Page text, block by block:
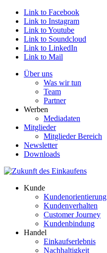
Link to Facebook
Link to Instagram
Link to Youtube
Link to Soundcloud
Link to LinkedIn
Link to Mail
Über uns
Was wir tun
Team
Partner
Werben
Mediadaten
Mitglieder
Mitglieder Bereich
Newsletter
Downloads
Kunde
Kundenorientierung
Kundenverhalten
Customer Journey
Kundenbindung
Handel
Einkaufserlebnis
Nachhaltigkeit